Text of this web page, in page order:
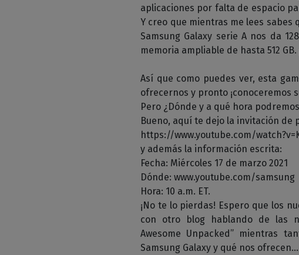
aplicaciones por falta de espacio
Y creo que mientras me lees sabes
Samsung Galaxy serie A nos da
memoria ampliable de hasta 512 GB.
Así que como puedes ver, esta
ofrecernos y pronto ¡conoceremos
Pero ¿Dónde y a qué hora
Bueno, aquí te dejo la invitación de
https://www.youtube.com/
y además la información escrita:
Fecha: Miércoles 17 de marzo 2021
Dónde: www.youtube.com/samsung
Hora: 10 a.m. ET.
¡No te lo pierdas! Espero que los
con otro blog hablando de las
Awesome Unpacked” mientras
Samsung Galaxy y qué nos ofrecen…